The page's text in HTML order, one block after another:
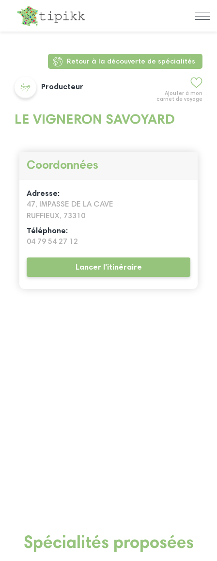
Retour à la découverte de spécialités
Ajouter à mon
carnet de voyage
Producteur
LE VIGNERON SAVOYARD
Coordonnées
Adresse:
47, IMPASSE DE LA CAVE
RUFFIEUX, 73310
Téléphone:
04 79 54 27 12
Lancer l'itinéraire
Spécialités proposées